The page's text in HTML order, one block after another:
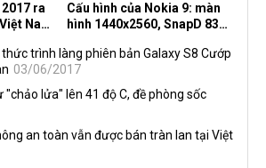
ra
Nam,
Cấu hình của Nokia 9: màn
hình 1440x2560, SnapD 835,
trình làng phiên bản Galaxy S8 Cướp
03/06/2017
"chảo lửa" lên 41 độ C, đề phòng sốc
an toàn vẫn được bán tràn lan tại Việt